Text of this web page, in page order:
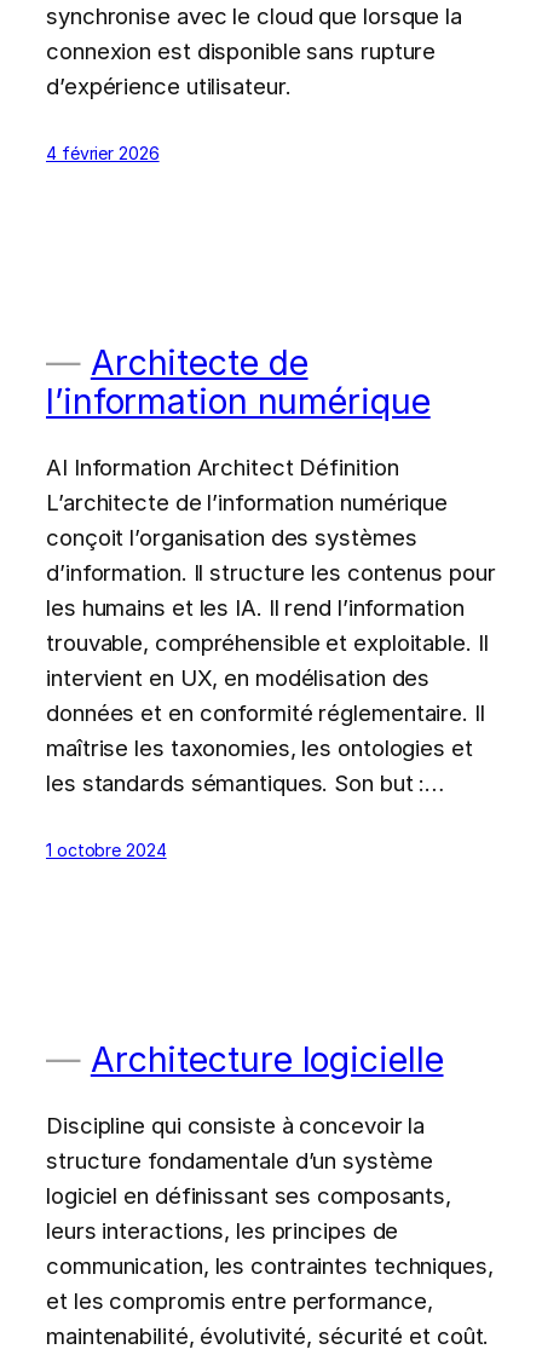
synchronise avec le cloud que lorsque la
connexion est disponible sans rupture
d’expérience utilisateur.
4 février 2026
Architecte de
l’information numérique
AI Information Architect Définition
L’architecte de l’information numérique
conçoit l’organisation des systèmes
d’information. Il structure les contenus pour
les humains et les IA. Il rend l’information
trouvable, compréhensible et exploitable. Il
intervient en UX, en modélisation des
données et en conformité réglementaire. Il
maîtrise les taxonomies, les ontologies et
les standards sémantiques. Son but :…
1 octobre 2024
Architecture logicielle
Discipline qui consiste à concevoir la
structure fondamentale d’un système
logiciel en définissant ses composants,
leurs interactions, les principes de
communication, les contraintes techniques,
et les compromis entre performance,
maintenabilité, évolutivité, sécurité et coût.